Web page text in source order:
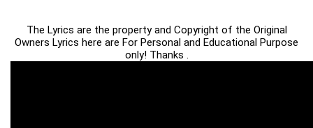
The Lyrics are the property and Copyright of the Original
Owners Lyrics here are For Personal and Educational Purpose
only! Thanks .